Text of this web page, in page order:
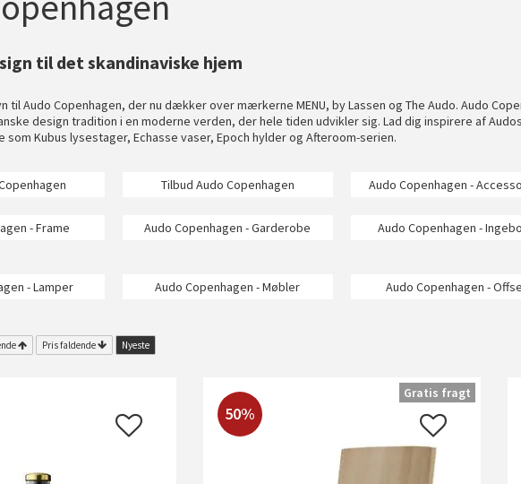
til det skandinaviske hjem
til Audo Copenhagen, der nu dækker over mærkerne MENU, by Lassen og The Audo. Audo
design tradition i en moderne verden, der hele tiden udvikler sig. Lad dig inspirere af
som Kubus lysestager, Echasse vaser, Epoch hylder og Afteroom-serien.
Tilbud Audo Copenhagen Audo Copenhagen -
- Frame Audo Copenhagen - Garderobe Audo Copenhagen -
- Lamper Audo Copenhagen - Møbler Audo Copenhagen -
Pris faldende Nyeste
50%
Gratis fragt